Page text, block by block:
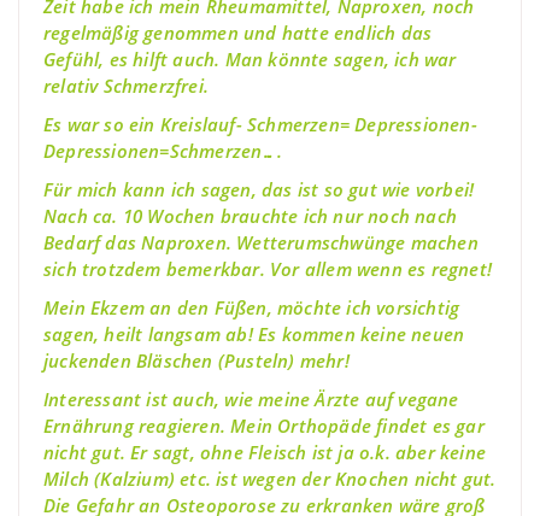
Zeit habe ich mein Rheumamittel, Naproxen, noch
regelmäßig genommen und hatte endlich das
Gefühl, es hilft auch. Man könnte sagen, ich war
relativ Schmerzfrei.
Es war so ein Kreislauf- Schmerzen= Depressionen-
Depressionen=Schmerzen….
Für mich kann ich sagen, das ist so gut wie vorbei!
Nach ca. 10 Wochen brauchte ich nur noch nach
Bedarf das Naproxen. Wetterumschwünge machen
sich trotzdem bemerkbar. Vor allem wenn es regnet!
Mein Ekzem an den Füßen, möchte ich vorsichtig
sagen, heilt langsam ab! Es kommen keine neuen
juckenden Bläschen (Pusteln) mehr!
Interessant ist auch, wie meine Ärzte auf vegane
Ernährung reagieren. Mein Orthopäde findet es gar
nicht gut. Er sagt, ohne Fleisch ist ja o.k. aber keine
Milch (Kalzium) etc. ist wegen der Knochen nicht gut.
Die Gefahr an Osteoporose zu erkranken wäre groß